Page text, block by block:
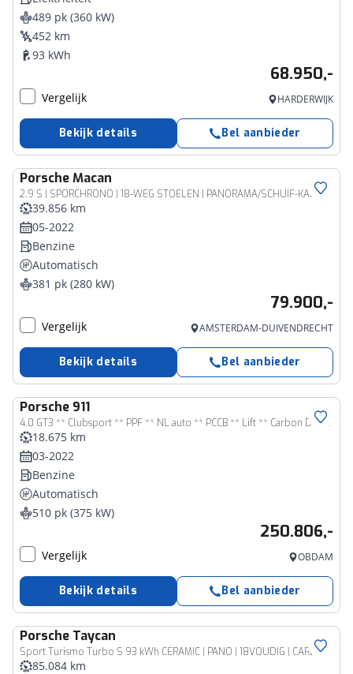
489 pk (360 kW)
452 km
93 kWh
68.950,-
Vergelijk HARDERWIJK
Bekijk details Bel aanbieder
PorscheMacan
2.9 S | SPORCHRONO | 18-WEG STOELEN | PANORAMA/SCHUIF-KANTELDAK | ACHTERUITRIJCAMERA | PASM | 21 INCH RS SPYDER |
39.856 km
05-2022
Benzine
Automatisch
381 pk (280 kW)
79.900,-
Vergelijk AMSTERDAM-DUIVENDRECHT
Bekijk details Bel aanbieder
Porsche 911
4.0 GT3 ** Clubsport ** PPF ** NL auto ** PCCB ** Lift ** Carbon Dak ** PTV Plus ** 4-wiel sturing NP 295K ** NAP ** 992 GT3
18.675 km
03-2022
Benzine
Automatisch
510 pk (375 kW)
250.806,-
Vergelijk OBDAM
Bekijk details Bel aanbieder
Porsche Taycan
Sport Turismo Turbo S 93 kWh CERAMIC | PANO | 18VOUDIG | CARBON
85.084 km